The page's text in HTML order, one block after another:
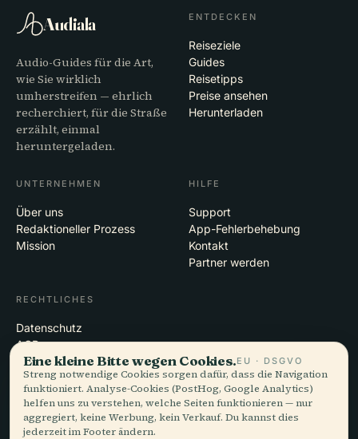
Audiala
Audio-Guides für die Art,
wie Sie wirklich
umherstreifen — ehrlich
recherchiert, für die Straße
erzählt, einmal
heruntergeladen.
ENTDECKEN
Reiseziele
Guides
Reisetipps
Preise ansehen
Herunterladen
UNTERNEHMEN
Über uns
Redaktioneller Prozess
Mission
HILFE
Support
App-Fehlerbehebung
Kontakt
Partner werden
RECHTLICHES
Datenschutz
AGB
Cookie-Einstellungen
Konto löschen
Eine kleine Bitte wegen Cookies.EU · DSGVO
Streng notwendige Cookies sorgen dafür, dass die Navigation
funktioniert. Analyse-Cookies (PostHog, Google Analytics)
helfen uns zu verstehen, welche Seiten funktionieren — nur
aggregiert, keine Werbung, kein Verkauf. Du kannst dies
jederzeit im Footer ändern.